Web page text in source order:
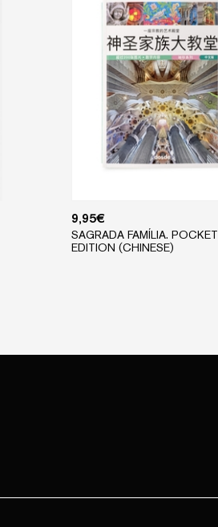
9,95€
SAGRADA FAMÍLIA. POCKET
EDITION (CHINESE)